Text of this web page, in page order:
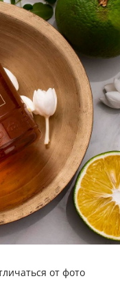
от фото